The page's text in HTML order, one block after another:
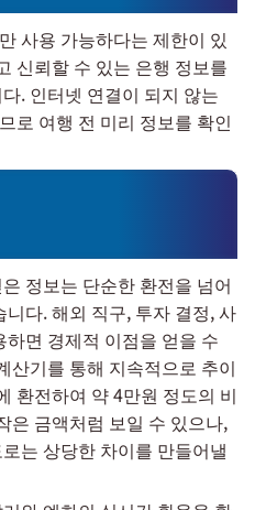
사용 가능하다는 제한이 있
신뢰할 수 있는 은행 정보를
. 인터넷 연결이 되지 않는
로 여행 전 미리 정보를 확인
정보는 단순한 환전을 넘어
다. 해외 직구, 투자 결정, 사
면 경제적 이점을 얻을 수
산기를 통해 지속적으로 추이
환전하여 약 4만원 정도의 비
은 금액처럼 보일 수 있으나,
는 상당한 차이를 만들어낼